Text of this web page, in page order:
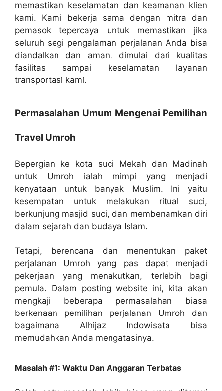
memastikan keselamatan dan keamanan klien
kami. Kami bekerja sama dengan mitra dan
pemasok tepercaya untuk memastikan jika
seluruh segi pengalaman perjalanan Anda bisa
diandalkan dan aman, dimulai dari kualitas
fasilitas sampai keselamatan layanan
transportasi kami.
Permasalahan Umum Mengenai Pemilihan
Travel Umroh
Bepergian ke kota suci Mekah dan Madinah
untuk Umroh ialah mimpi yang menjadi
kenyataan untuk banyak Muslim. Ini yaitu
kesempatan untuk melakukan ritual suci,
berkunjung masjid suci, dan membenamkan diri
dalam sejarah dan budaya Islam.
Tetapi, berencana dan menentukan paket
perjalanan Umroh yang pas dapat menjadi
pekerjaan yang menakutkan, terlebih bagi
pemula. Dalam posting website ini, kita akan
mengkaji beberapa permasalahan biasa
berkenaan pemilihan perjalanan Umroh dan
bagaimana Alhijaz Indowisata bisa
memudahkan Anda mengatasinya.
Masalah #1: Waktu Dan Anggaran Terbatas